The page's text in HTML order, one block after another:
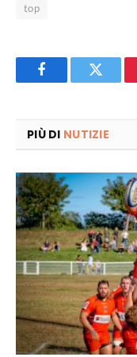
top
FacebookTwitter
PIÙ DI NUTIZIE